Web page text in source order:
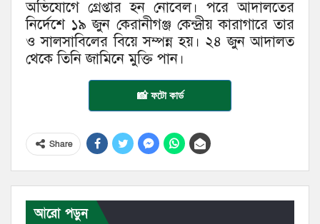
অভিযোগে গ্রেপ্তার হন নোবেল। পরে আদালতের
নির্দেশে ১৯ জুন কেরানীগঞ্জ কেন্দ্রীয় কারাগারে তার
ও সালসাবিলের বিয়ে সম্পন্ন হয়। ২৪ জুন আদালত
থেকে তিনি জামিনে মুক্তি পান।
📸 ফটো কার্ড
Share
আরো পড়ুন